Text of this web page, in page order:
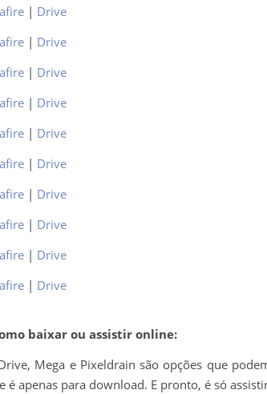
| Drive
| Drive
| Drive
| Drive
| Drive
| Drive
| Drive
| Drive
| Drive
| Drive
baixar ou assistir online:
Mega e Pixeldrain são opções que
apenas para download. E pronto, é só